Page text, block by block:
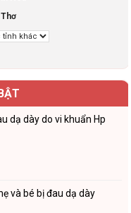
dạ dày do vi khuẩn Hp
và bé bị đau dạ dày